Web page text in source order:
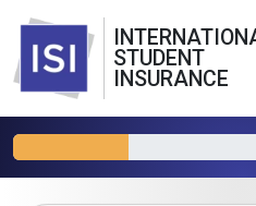
STUDENT
INSURANCE